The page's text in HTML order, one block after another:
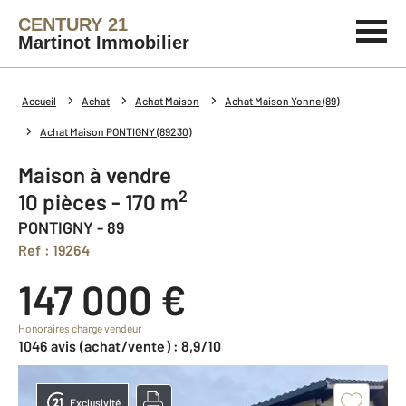
CENTURY 21
Martinot Immobilier
Accueil Achat Achat Maison Achat Maison Yonne (89)
Achat Maison PONTIGNY (89230)
Maison à vendre
10 pièces - 170 m2
PONTIGNY - 89
Ref : 19264
147 000 €
Honoraires charge vendeur
1046 avis (achat/vente) : 8,9/10
Exclusivité